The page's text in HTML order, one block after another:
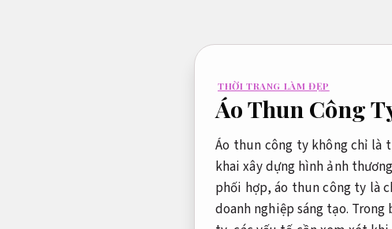
THỜI TRANG LÀM ĐẸP
Áo Thun Công
Áo thun công ty không chỉ là
khai xây dựng hình ảnh
phối hợp, áo thun công ty là
doanh nghiệp sáng tạo.